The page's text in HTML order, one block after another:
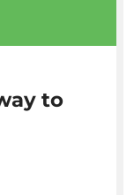
to